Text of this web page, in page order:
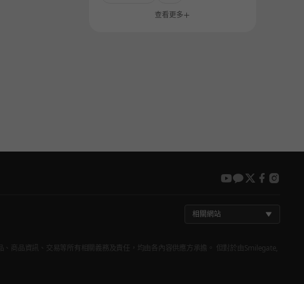
查看更多
youtube
kakao
twitter
相關網站
商品資訊、交易等所有相關義務及責任，均由各內容供應方承擔。 但對於由Smilegate,